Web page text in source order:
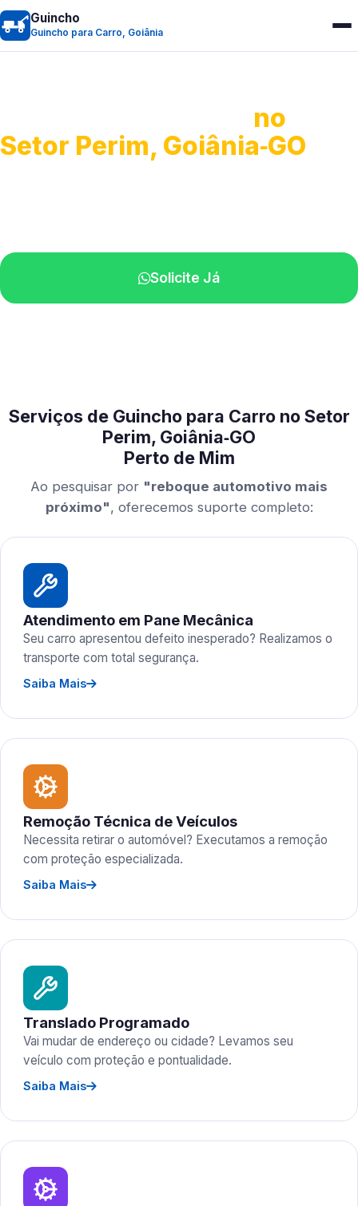
Guincho
Guincho para Carro, Goiânia
no
Setor Perim, Goiânia‑GO
Solicite Já
Serviços de Guincho para Carro no Setor
Perim, Goiânia‑GO
Perto de Mim
Ao pesquisar por "reboque automotivo mais
próximo", oferecemos suporte completo:
Atendimento em Pane Mecânica
Seu carro apresentou defeito inesperado? Realizamos o
transporte com total segurança.
Saiba Mais
Remoção Técnica de Veículos
Necessita retirar o automóvel? Executamos a remoção
com proteção especializada.
Saiba Mais
Translado Programado
Vai mudar de endereço ou cidade? Levamos seu
veículo com proteção e pontualidade.
Saiba Mais